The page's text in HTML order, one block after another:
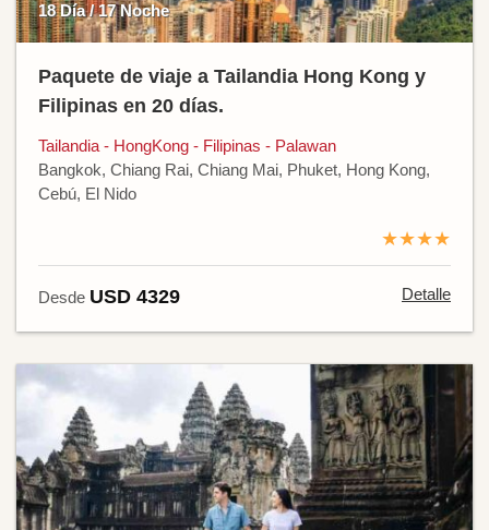
18 Día / 17 Noche
Paquete de viaje a Tailandia Hong Kong y
Filipinas en 20 días.
Tailandia - HongKong - Filipinas - Palawan
Bangkok, Chiang Rai, Chiang Mai, Phuket, Hong Kong,
Cebú, El Nido
★★★★
Desde USD 4329 Detalle